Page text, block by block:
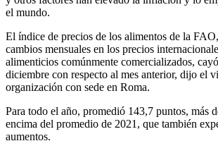
el mundo.
El índice de precios de los alimentos de la
cambios mensuales en los precios
alimenticios comúnmente comercializados,
diciembre con respecto al mes anterior, dijo el
organización con sede en Roma.
Para todo el año, promedió 143,7 puntos, más
encima del promedio de 2021, que también
aumentos.